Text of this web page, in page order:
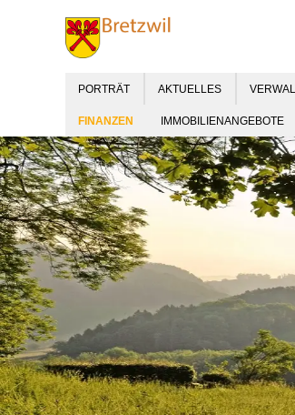
PORTRÄT AKTUELLES
IMMOBILIENANGEBOTE